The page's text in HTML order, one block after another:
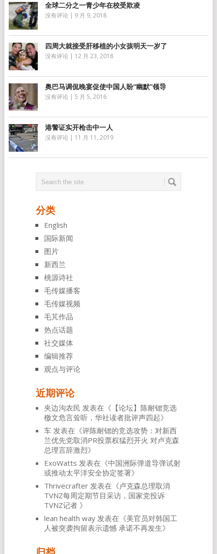
全球二分之一青少年在校受欺凌
没有评论 | 9 月 9, 2018
四周大就接受肝移植的小女孩明天一岁了
没有评论 | 12 月 23, 2018
奥巴马调侃晚宴促使中国人盼“幽默”领导
没有评论 | 5 月 5, 2016
港警证实开枪击中一人
没有评论 | 11 月 11, 2019
分类
English
国际新闻
图片
新西兰
桃源诗社
毛传媒播客
毛传媒视频
毛芃作品
热点话题
社交媒体
编辑推荐
观点与评论
近期评论
夹边沟农民 发表在《 【论坛】陈耐锶竞选
檄文危言耸听，华社读者批评声四起》
车发表在《评陈耐锶的竞选攻势：对新西
兰优先党取消PR投票权猛烈开火 对卢克森
总理言辞激烈》
ExoWatts 发表在《中国洲际弹道导弹试射
或推动太平洋安全协定签署》
Thrivecrafter发表在《卢克森总理取消
TVNZ每周定期节目采访，国家党投诉
TVNZ记者 》
lean health way发表在《美官员对韩国工
人被突袭拘留表示遗憾 承诺不再发生》